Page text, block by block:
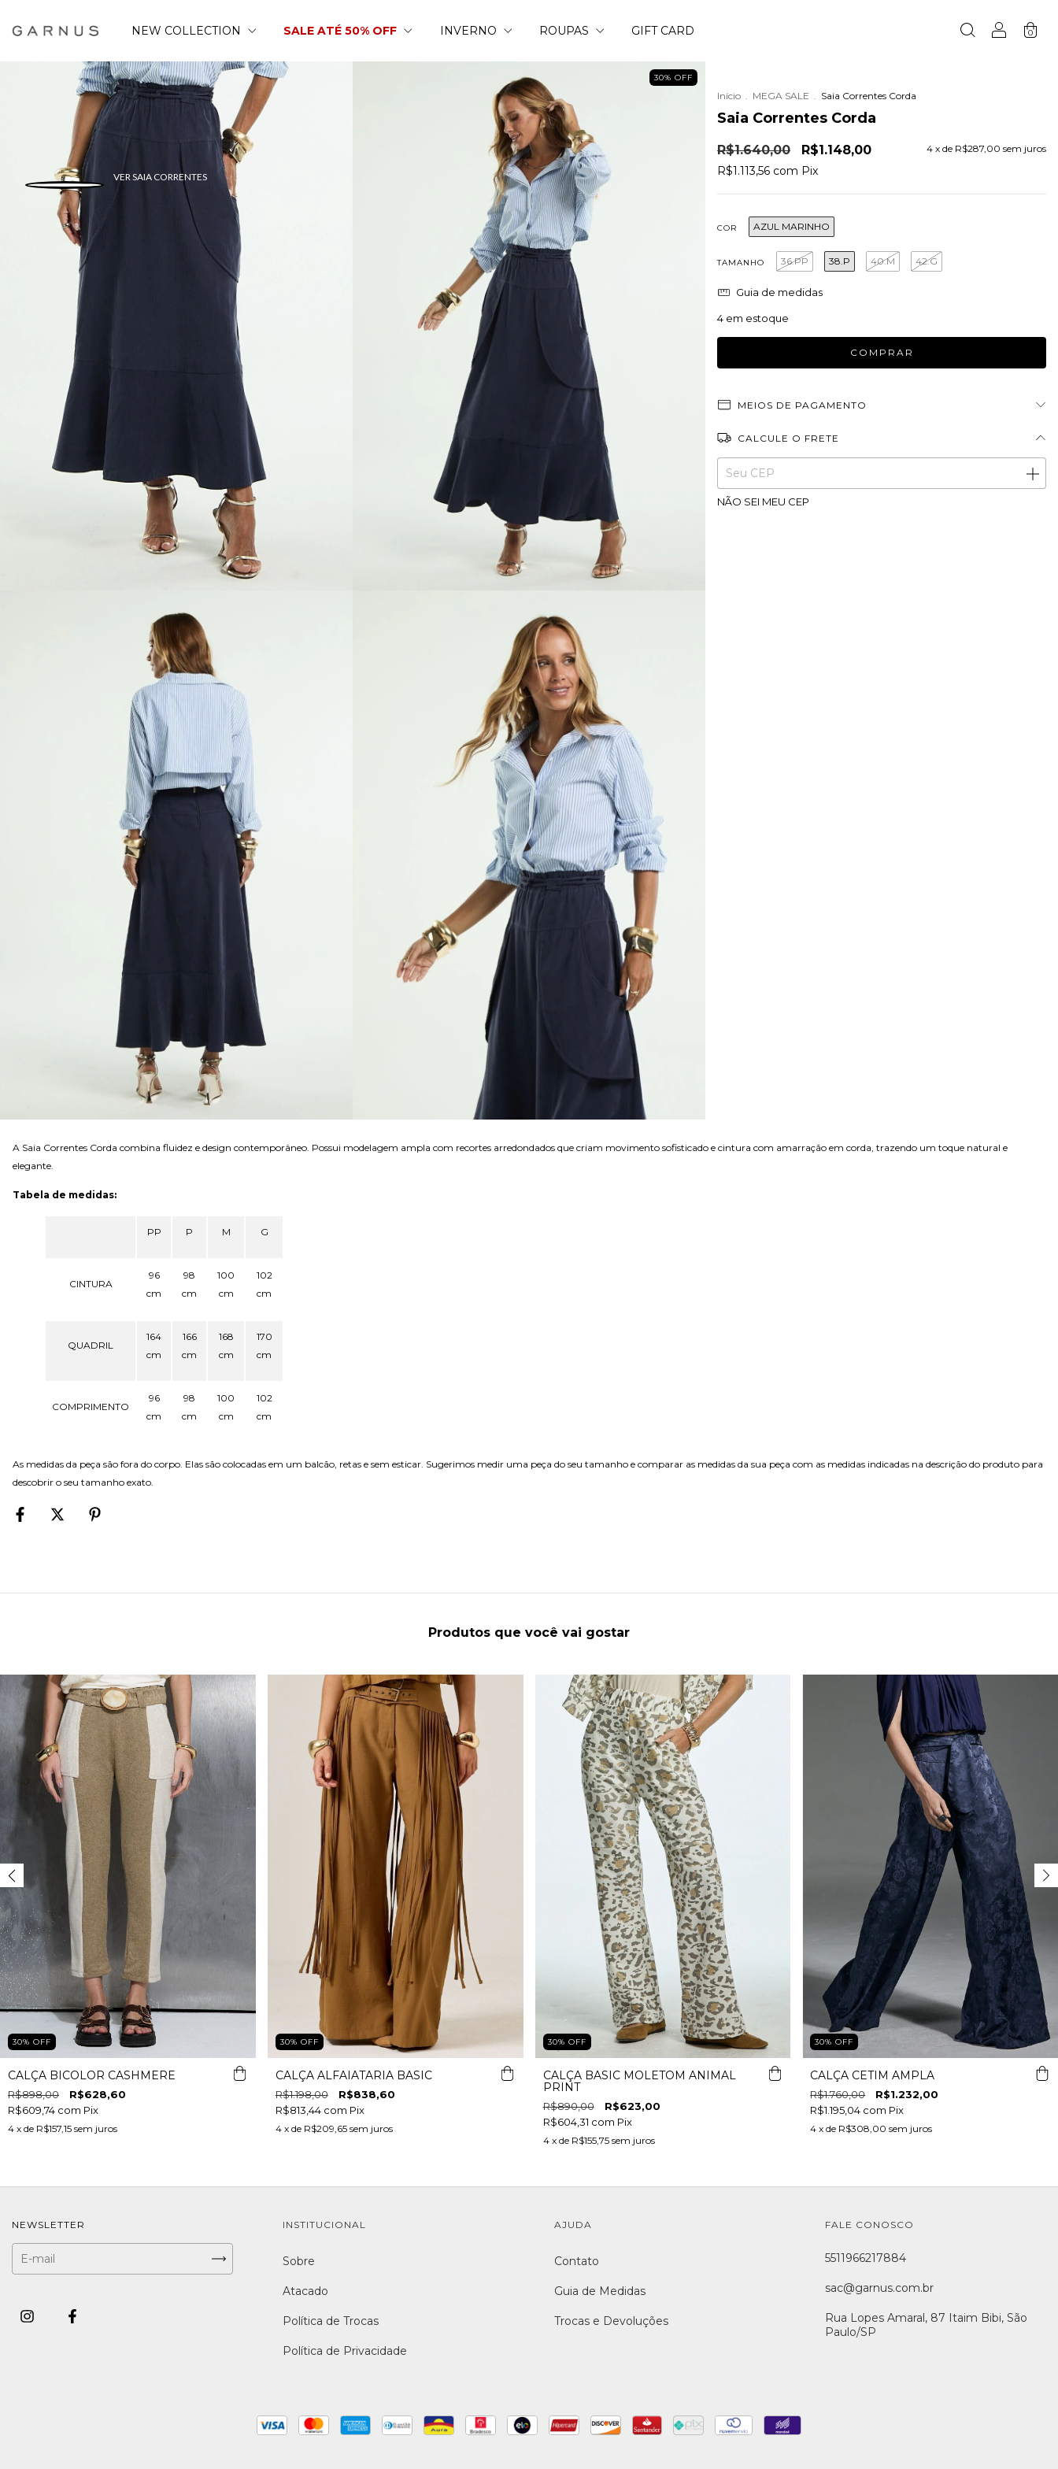
NEW COLLECTION SALE ATÉ 50% OFF INVERNO ROUPAS GIFT CARD 0
30% OFF
Início MEGA SALE Saia Correntes Corda
Saia Correntes Corda
R$1.640,00 R$1.148,00 4 x de R$287,00 sem juros
R$1.113,56 com Pix
COR AZUL MARINHO
TAMANHO 36.PP 38.P 40.M 42.G
Guia de medidas
4 em estoque
MEIOS DE PAGAMENTO
CALCULE O FRETE
Entregas para o CEP: ALTERAR CEP
NÃO SEI MEU CEP
A Saia Correntes Corda combina fluidez e design contemporâneo. Possui modelagem ampla com recortes arredondados que criam movimento sofisticado e cintura com amarração em corda, trazendo um toque natural e
elegante.
Tabela de medidas:
PP P M G
CINTURA
96
cm
98
cm
100
cm
102
cm
QUADRIL
164
cm
166
cm
168
cm
170
cm
COMPRIMENTO
96
cm
98
cm
100
cm
102
cm
As medidas da peça são fora do corpo. Elas são colocadas em um balcão, retas e sem esticar. Sugerimos medir uma peça do seu tamanho e comparar as medidas da sua peça com as medidas indicadas na descrição do produto para
descobrir o seu tamanho exato.
Produtos que você vai gostar
30% OFF
CALÇA BICOLOR CASHMERE
R$898,00
R$628,60
R$609,74 com Pix
4 x de R$157,15 sem juros
30% OFF
CALÇA ALFAIATARIA BASIC
R$1.198,00
R$838,60
R$813,44 com Pix
4 x de R$209,65 sem juros
30% OFF
CALÇA BASIC MOLETOM ANIMAL
PRINT
R$890,00
R$623,00
R$604,31 com Pix
4 x de R$155,75 sem juros
30%OFF
CALÇA CETIM AMPLA
R$1.760,00
R$1.232,00
R$1.195,04 com Pix
4 x de R$308,00 sem juros
NEWSLETTER INSTITUCIONAL
Sobre
Atacado
Política de Trocas
Política de Privacidade
AJUDA
Contato
Guia de Medidas
Trocas e Devoluções
FALE CONOSCO
5511966217884
sac@garnus.com.br
Rua Lopes Amaral, 87 Itaim Bibi, São
Paulo/SP